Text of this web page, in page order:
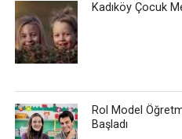
Kadıköy Çocuk
Rol Model
Başladı